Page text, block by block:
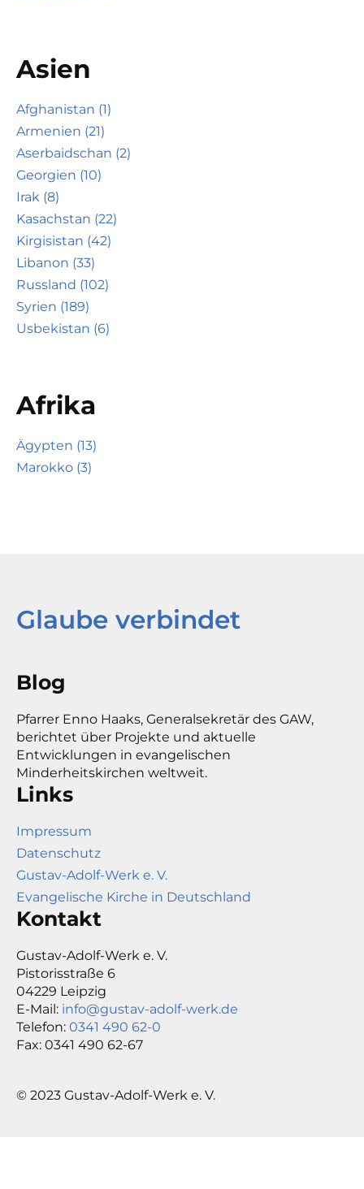
Asien
Afghanistan (1)
Armenien (21)
Aserbaidschan (2)
Georgien (10)
Irak (8)
Kasachstan (22)
Kirgisistan (42)
Libanon (33)
Russland (102)
Syrien (189)
Usbekistan (6)
Afrika
Ägypten (13)
Marokko (3)
Glaube verbindet
Blog
Pfarrer Enno Haaks, Generalsekretär des GAW,
berichtet über Projekte und aktuelle
Entwicklungen in evangelischen
Minderheitskirchen weltweit.
Links
Impressum
Datenschutz
Gustav-Adolf-Werk e. V.
Evangelische Kirche in Deutschland
Kontakt
Gustav-Adolf-Werk e. V.
Pistorisstraße 6
04229 Leipzig
E-Mail: info@gustav-adolf-werk.de
Telefon: 0341 490 62-0
Fax: 0341 490 62-67
© 2023 Gustav-Adolf-Werk e. V.